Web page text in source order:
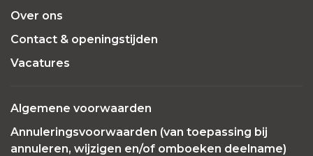
Over ons
Contact & openingstijden
Vacatures
Algemene voorwaarden
Annuleringsvoorwaarden (van toepassing bij
annuleren, wijzigen en/of omboeken deelname)